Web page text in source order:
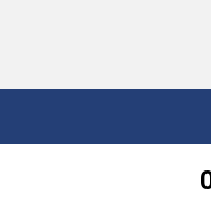
“Geri
sıfır tolerans’